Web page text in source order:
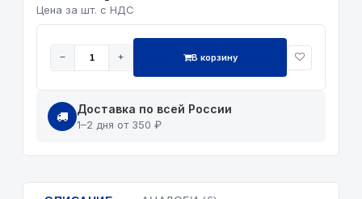
Цена за шт. с НДС
− + В корзину
Доставка по всей России
1–2 дня от 350 ₽